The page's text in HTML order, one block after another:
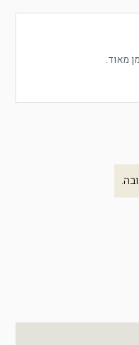
מאוד.